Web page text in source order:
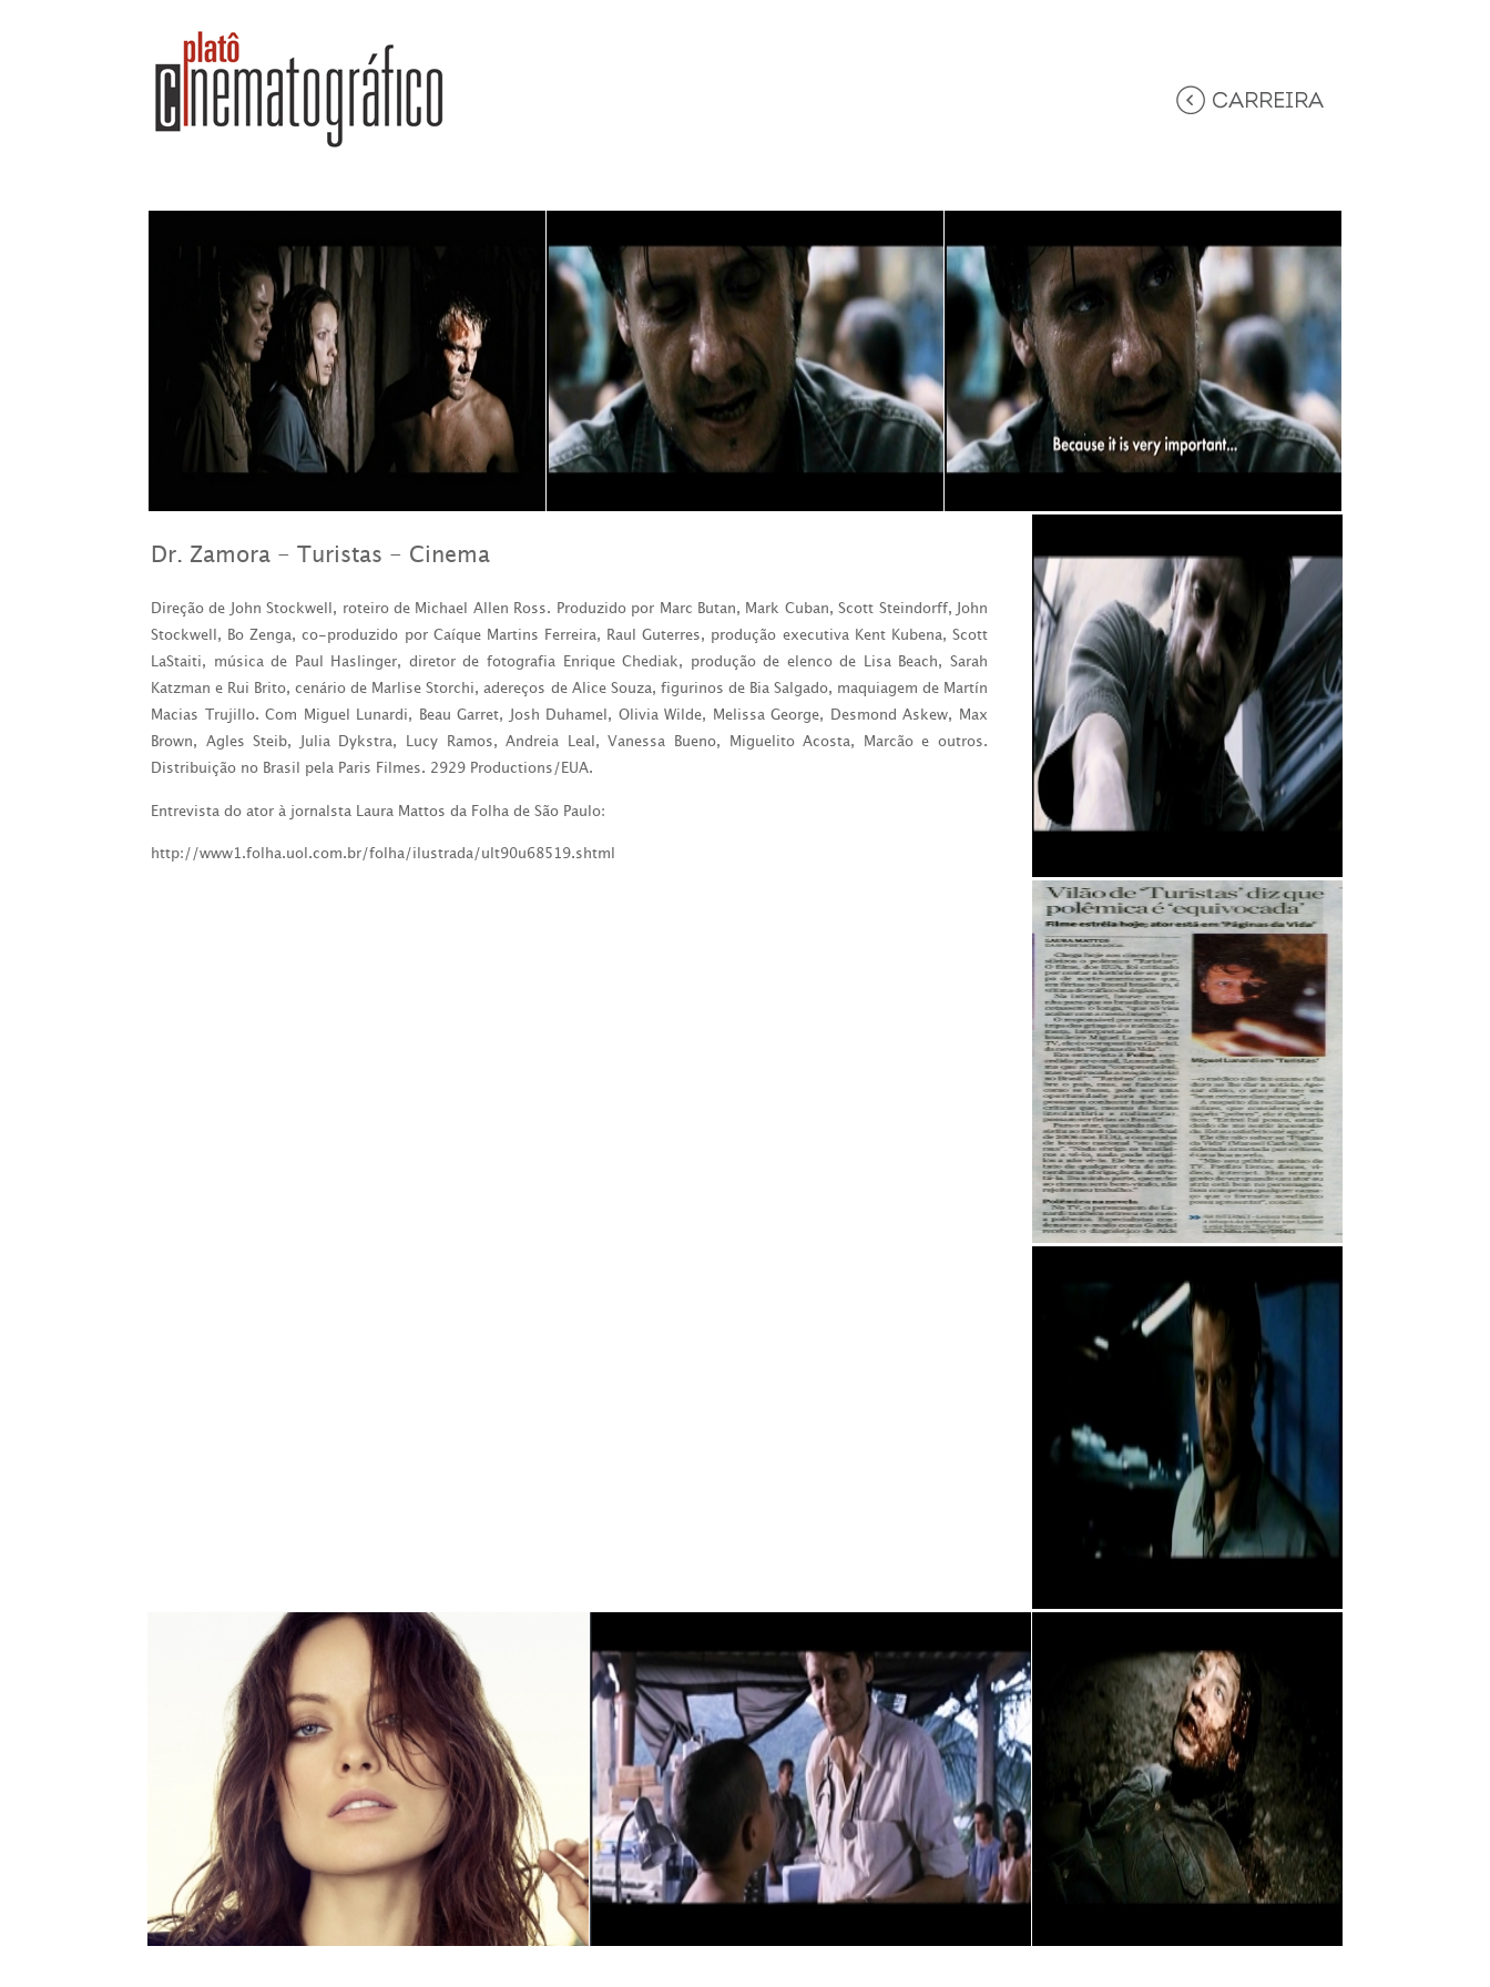
Dr. Zamora - Turistas - Cinema
Direção de John Stockwell, roteiro de Michael Allen Ross. Produzido por Marc Butan, Mark Cuban, Scott Steindorff, John
Stockwell, Bo Zenga, co-produzido por Caíque Martins Ferreira, Raul Guterres, produção executiva Kent Kubena, Scott
LaStaiti, música de Paul Haslinger, diretor de fotografia Enrique Chediak, produção de elenco de Lisa Beach, Sarah
Katzman e Rui Brito, cenário de Marlise Storchi, adereços de Alice Souza, figurinos de Bia Salgado, maquiagem de Martín
Macias Trujillo. Com Miguel Lunardi, Beau Garret, Josh Duhamel, Olivia Wilde, Melissa George, Desmond Askew, Max
Brown, Agles Steib, Julia Dykstra, Lucy Ramos, Andreia Leal, Vanessa Bueno, Miguelito Acosta, Marcão e outros.
Distribuição no Brasil pela Paris Filmes. 2929 Productions/EUA.
Entrevista do ator à jornalsta Laura Mattos da Folha de São Paulo:
http://www1.folha.uol.com.br/folha/ilustrada/ult90u68519.shtml